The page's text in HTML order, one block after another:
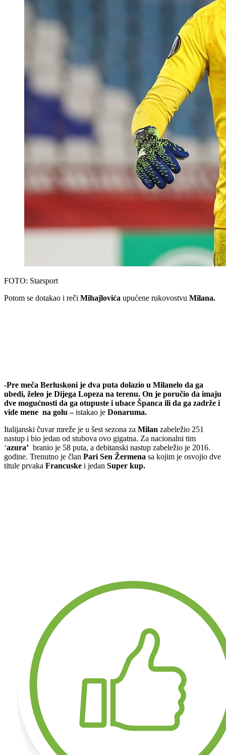
FOTO: Starsport
Potom se dotakao i reči Mihajlovića upućene rukovostvu Milana.
-Pre meča Berluskoni je dva puta dolazio u Milanelo da ga
ubedi, želeo je Dijega Lopeza na terenu. On je poručio da imaju
dve mogućnosti da ga otupuste i ubace Španca ili da ga zadrže i
vide mene na golu –istakao je Donaruma.
Italijanski čuvar mreže je u šest sezona za Milan zabeležio 251
nastup i bio jedan od stubova ovo gigatna. Za nacionalni tim
‘azura’ branio je 58 puta, a debitanski nastup zabeležio je 2016.
godine. Trenutno je član Pari Sen Žermena sa kojim je osvojio dve
titule prvaka Francuske i jedan Super kup.